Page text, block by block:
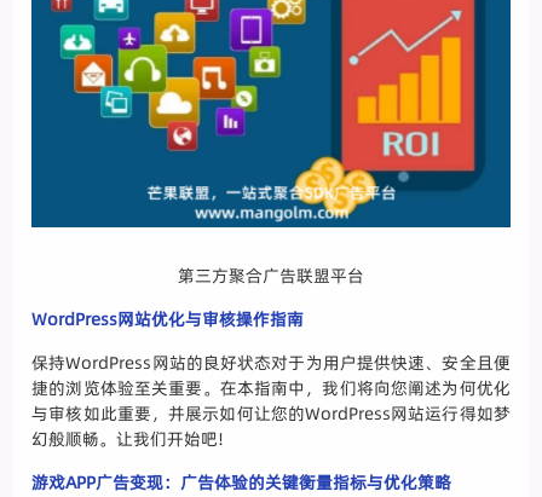
第三方聚合广告联盟平台
WordPress网站优化与审核操作指南
保持WordPress网站的良好状态对于为用户提供快速、安全且便
捷的浏览体验至关重要。在本指南中，我们将向您阐述为何优化
与审核如此重要，并展示如何让您的WordPress网站运行得如梦
幻般顺畅。让我们开始吧!
游戏APP广告变现：广告体验的关键衡量指标与优化策略